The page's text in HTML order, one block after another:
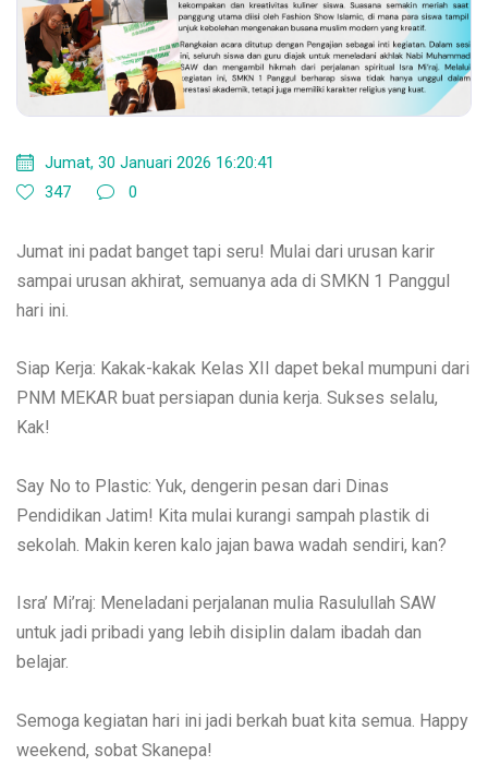
Jumat, 30 Januari 2026 16:20:41
347
0
Jumat ini padat banget tapi seru! Mulai dari urusan karir
sampai urusan akhirat, semuanya ada di SMKN 1 Panggul
hari ini.
Siap Kerja: Kakak-kakak Kelas XII dapet bekal mumpuni dari
PNM MEKAR buat persiapan dunia kerja. Sukses selalu,
Kak!
Say No to Plastic: Yuk, dengerin pesan dari Dinas
Pendidikan Jatim! Kita mulai kurangi sampah plastik di
sekolah. Makin keren kalo jajan bawa wadah sendiri, kan?
Isra’ Mi’raj: Meneladani perjalanan mulia Rasulullah SAW
untuk jadi pribadi yang lebih disiplin dalam ibadah dan
belajar.
Semoga kegiatan hari ini jadi berkah buat kita semua. Happy
weekend, sobat Skanepa!